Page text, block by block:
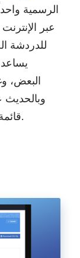
الرسمية
عبر
للدردشة
البعض،
وبالحديث
التي ننصح بها.